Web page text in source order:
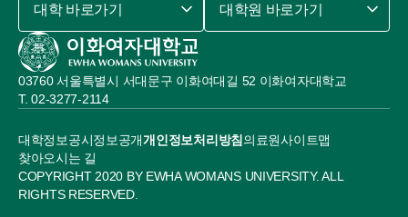
대학정보공시정보공개개인정보처리방침의료원사이트맵
찾아오시는 길
03760 서울특별시 서대문구 이화여대길 52 이화여자대학교
02-3277-2114
대학 바로가기 대학원 바로가기
COPYRIGHT 2020 BY EWHA WOMANS UNIVERSITY. ALL
RIGHTS RESERVED.